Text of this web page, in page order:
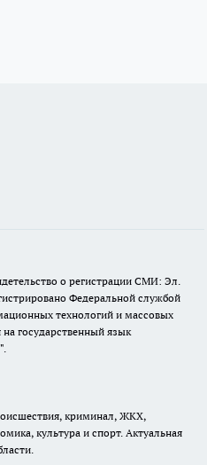
о регистрации СМИ: Эл.
Федеральной службой
технологий и массовых
государственный язык
криминал, ЖКХ,
культура и спорт. Актуальная